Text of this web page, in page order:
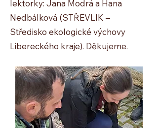
lektorky: Jana Modrá a Hana
Nedbálková (STŘEVLIK –
Středisko ekologické výchovy
Libereckého kraje). Děkujeme.